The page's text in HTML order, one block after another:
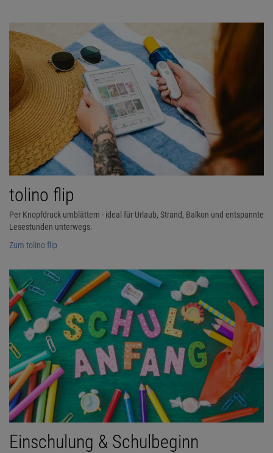
tolino flip
Per Knopfdruck umblättern - ideal für Urlaub, Strand, Balkon und entspannte
Lesestunden unterwegs.
Zum tolino flip
Einschulung & Schulbeginn